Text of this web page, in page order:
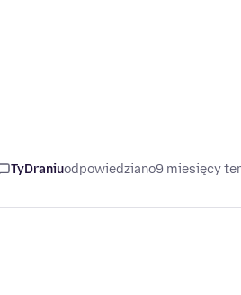
TyDraniuodpowiedziano9 miesięcy